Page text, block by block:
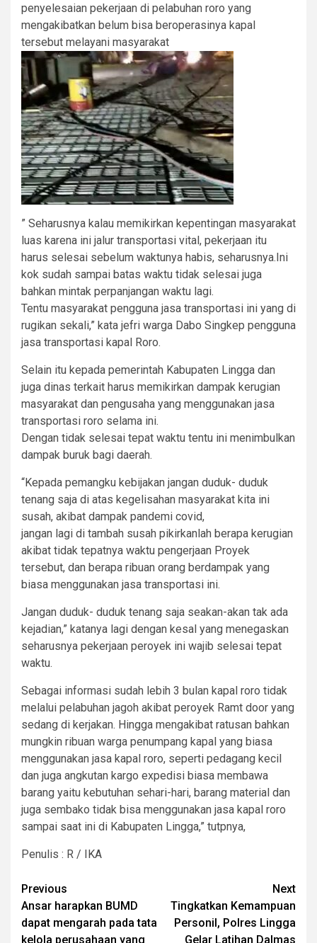
penyelesaian pekerjaan di pelabuhan roro yang
mengakibatkan belum bisa beroperasinya kapal
tersebut melayani masyarakat
” Seharusnya kalau memikirkan kepentingan masyarakat
luas karena ini jalur transportasi vital, pekerjaan itu
harus selesai sebelum waktunya habis, seharusnya.Ini
kok sudah sampai batas waktu tidak selesai juga
bahkan mintak perpanjangan waktu lagi.
Tentu masyarakat pengguna jasa transportasi ini yang di
rugikan sekali,” kata jefri warga Dabo Singkep pengguna
jasa transportasi kapal Roro.
Selain itu kepada pemerintah Kabupaten Lingga dan
juga dinas terkait harus memikirkan dampak kerugian
masyarakat dan pengusaha yang menggunakan jasa
transportasi roro selama ini.
Dengan tidak selesai tepat waktu tentu ini menimbulkan
dampak buruk bagi daerah.
“Kepada pemangku kebijakan jangan duduk- duduk
tenang saja di atas kegelisahan masyarakat kita ini
susah, akibat dampak pandemi covid,
jangan lagi di tambah susah pikirkanlah berapa kerugian
akibat tidak tepatnya waktu pengerjaan Proyek
tersebut, dan berapa ribuan orang berdampak yang
biasa menggunakan jasa transportasi ini.
Jangan duduk- duduk tenang saja seakan-akan tak ada
kejadian,” katanya lagi dengan kesal yang menegaskan
seharusnya pekerjaan peroyek ini wajib selesai tepat
waktu.
Sebagai informasi sudah lebih 3 bulan kapal roro tidak
melalui pelabuhan jagoh akibat peroyek Ramt door yang
sedang di kerjakan. Hingga mengakibat ratusan bahkan
mungkin ribuan warga penumpang kapal yang biasa
menggunakan jasa kapal roro, seperti pedagang kecil
dan juga angkutan kargo expedisi biasa membawa
barang yaitu kebutuhan sehari-hari, barang material dan
juga sembako tidak bisa menggunakan jasa kapal roro
sampai saat ini di Kabupaten Lingga,” tutpnya,
Penulis : R / IKA
Post
navigation
Previous
Ansar harapkan BUMD
dapat mengarah pada tata
kelola perusahaan yang
Next
Tingkatkan Kemampuan
Personil, Polres Lingga
Gelar Latihan Dalmas